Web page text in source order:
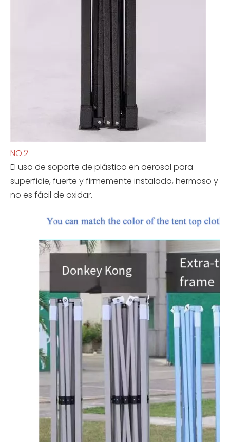
NO.2
El uso de soporte de plástico en aerosol para
superficie, fuerte y firmemente instalado, hermoso y
no es fácil de oxidar.